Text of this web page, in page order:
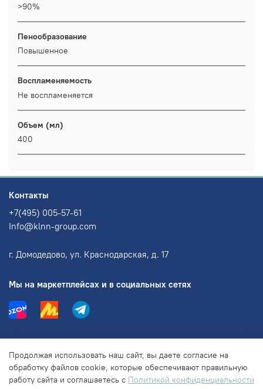
>90%
Пенообразование
Повышенное
Воспламеняемость
Не воспламеняется
Объем (мл)
400
Информация
Правовая информация
Контакты
+7(495) 005-57-61
Info@klnn-group.com
г. Домодедово, ул. Краснодарская, д. 17
Мы на маркетплейсах и в социальных сетях
Продолжая использовать наш сайт, вы даете согласие на
обработку файлов cookie, которые обеспечивают правильную
работу сайта и соглашаетесь с Политикой конфиденциальности